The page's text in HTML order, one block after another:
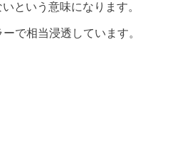
いという意味になります。
で相当浸透しています。